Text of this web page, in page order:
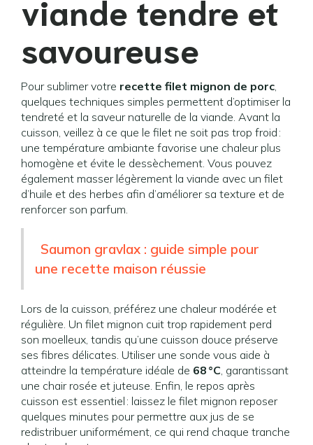
viande tendre et
savoureuse
Pour sublimer votre recette filet mignon de porc,
quelques techniques simples permettent d’optimiser la
tendreté et la saveur naturelle de la viande. Avant la
cuisson, veillez à ce que le filet ne soit pas trop froid :
une température ambiante favorise une chaleur plus
homogène et évite le dessèchement. Vous pouvez
également masser légèrement la viande avec un filet
d’huile et des herbes afin d’améliorer sa texture et de
renforcer son parfum.
Saumon gravlax : guide simple pour
une recette maison réussie
Lors de la cuisson, préférez une chaleur modérée et
régulière. Un filet mignon cuit trop rapidement perd
son moelleux, tandis qu’une cuisson douce préserve
ses fibres délicates. Utiliser une sonde vous aide à
atteindre la température idéale de 68 °C, garantissant
une chair rosée et juteuse. Enfin, le repos après
cuisson est essentiel : laissez le filet mignon reposer
quelques minutes pour permettre aux jus de se
redistribuer uniformément, ce qui rend chaque tranche